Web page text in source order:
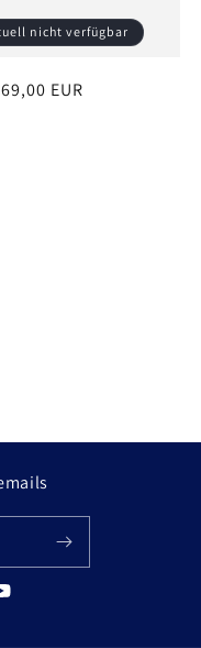
nicht verfügbar
EUR